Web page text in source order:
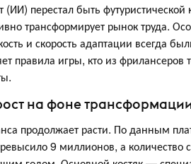
(ИИ) перестал быть
трансформирует рынок труда.
и скорость адаптации всегда
правила игры, кто из фрилансеров
на фоне
продолжает расти. По данным
9 миллионов, а